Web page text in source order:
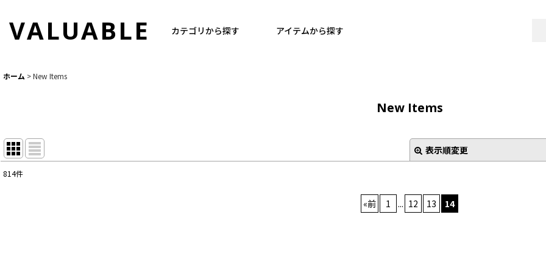
VALUABLE カテゴリから探す アイテムから探す
ホーム >New Items
New Items
表示順変更
814件
«前 1 ... 12 13 14